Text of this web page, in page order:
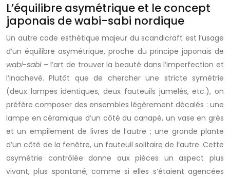
L’équilibre asymétrique et le concept
japonais de wabi-sabi nordique
Un autre code esthétique majeur du scandicraft est l’usage
d’un équilibre asymétrique, proche du principe japonais de
wabi-sabi– l’art de trouver la beauté dans l’imperfection et
l’inachevé. Plutôt que de chercher une stricte symétrie
(deux lampes identiques, deux fauteuils jumelés, etc.), on
préfère composer des ensembles légèrement décalés : une
lampe en céramique d’un côté du canapé, un vase en grès
et un empilement de livres de l’autre ; une grande plante
d’un côté de la fenêtre, un fauteuil solitaire de l’autre. Cette
asymétrie contrôlée donne aux pièces un aspect plus
vivant, plus spontané, comme si elles s’étaient agencées